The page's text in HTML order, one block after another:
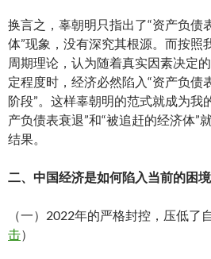
换言之，辜朝明只指出了“资产负债
体”现象，没有深究其根源。而按照
周期理论，认为随着真实因素决定
定程度时，经济必然陷入“资产负债
阶段”。这样辜朝明的范式就成为我
产负债表衰退”和“被追赶的经济体”
结果。
二、中国经济是如何陷入当前的困
（一）2022年的严格封控，压低了
击）